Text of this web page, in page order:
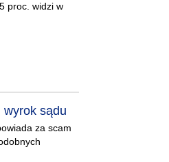
proc. widzi w
sądu
za scam